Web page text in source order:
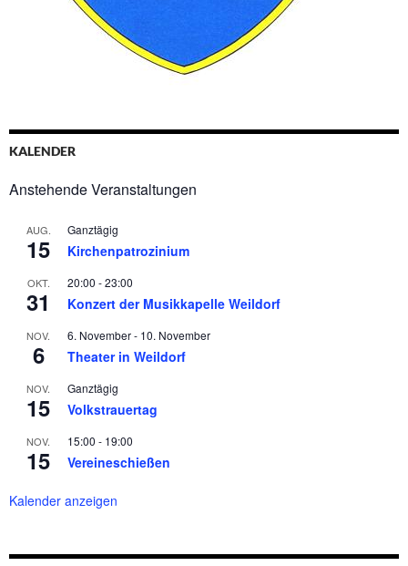
KALENDER
Anstehende Veranstaltungen
AUG.
15
Ganztägig
Kirchenpatrozinium
OKT.
31
20:00 -23:00
Konzert der Musikkapelle Weildorf
NOV.
6
6. November- 10. November
Theater in Weildorf
NOV.
15
Ganztägig
Volkstrauertag
NOV.
15
15:00 - 19:00
Vereineschießen
Kalender anzeigen